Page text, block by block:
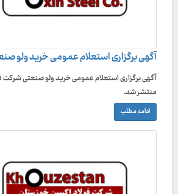
آگهی برگزاری استعلام عمومی خرید ولو
آگهی برگزاری استعلام عمومی خرید ولو صنعتی
منتشر شد.
ادامه مطلب